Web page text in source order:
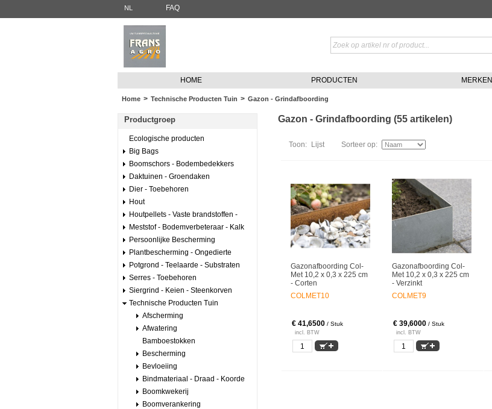
NL FAQ
HOME PRODUCTEN MERKEN
Home > Technische Producten Tuin > Gazon - Grindafboording
Productgroep
Ecologische producten
Big Bags
Boomschors - Bodembedekkers
Daktuinen - Groendaken
Dier - Toebehoren
Hout
Houtpellets - Vaste brandstoffen -
Meststof - Bodemverbeteraar - Kalk
Persoonlijke Bescherming
Plantbescherming - Ongedierte
Potgrond - Teelaarde - Substraten
Serres - Toebehoren
Siergrind - Keien - Steenkorven
Technische Producten Tuin
Afscherming
Afwatering
Bamboestokken
Bescherming
Bevloeiing
Bindmateriaal - Draad - Koorde
Boomkwekerij
Boomverankering
Gazon - Grindafboording (55 artikelen)
Toon: Lijst Sorteer op:
Gazonafboording Col-
Met 10,2 x 0,3 x 225 cm
- Corten
COLMET10
€ 41,6500 / Stuk
incl. BTW
Gazonafboording Col-
Met 10,2 x 0,3 x 225 cm
- Verzinkt
COLMET9
€ 39,6000 / Stuk
incl. BTW